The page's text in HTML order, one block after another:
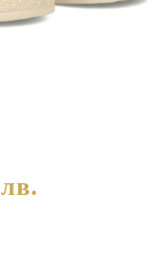
лв.